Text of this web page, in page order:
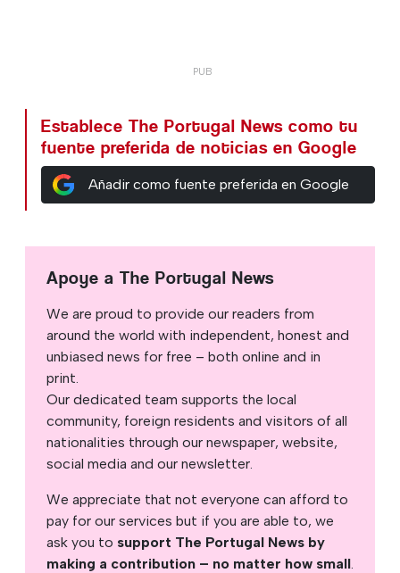
Establece The Portugal News como tu
fuente preferida de noticias en Google
Añadir como fuente preferida en Google
Apoye a The Portugal News
We are proud to provide our readers from
around the world with independent, honest and
unbiased news for free – both online and in
print.
Our dedicated team supports the local
community, foreign residents and visitors of all
nationalities through our newspaper, website,
social media and our newsletter.
We appreciate that not everyone can afford to
pay for our services but if you are able to, we
ask you to support The Portugal News by
making a contribution – no matter how small.